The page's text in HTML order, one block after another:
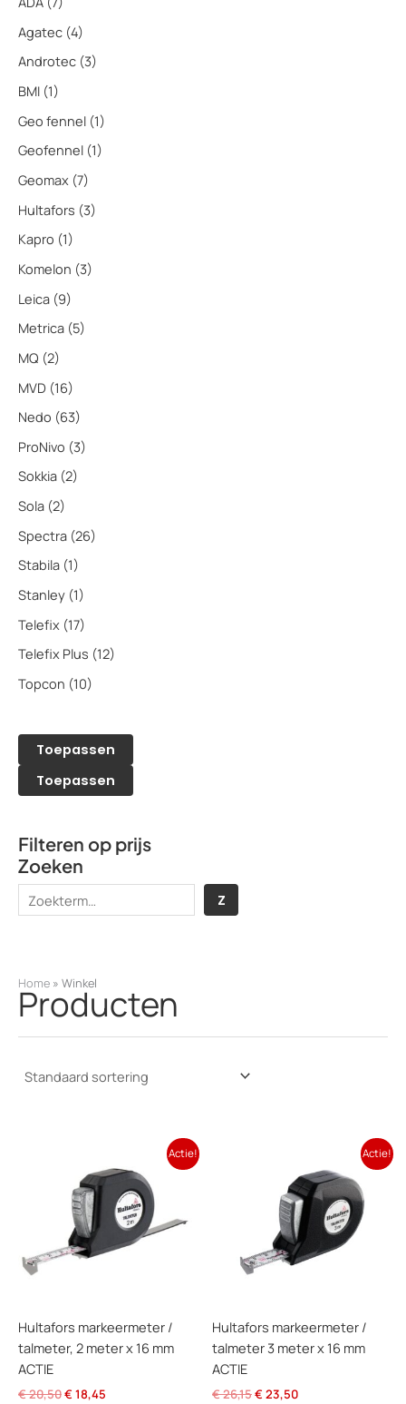
Agatec (4)
Androtec (3)
BMI (1)
Geo fennel (1)
Geofennel (1)
Geomax (7)
Hultafors (3)
Kapro (1)
Komelon (3)
Leica (9)
Metrica (5)
MQ (2)
MVD (16)
Nedo (63)
ProNivo (3)
Sokkia (2)
Sola (2)
Spectra (26)
Stabila (1)
Stanley (1)
Telefix (17)
Telefix Plus (12)
Topcon (10)
Toepassen
Toepassen
Filteren op prijs
Zoeken
k
e
Z
Home » Winkel
Producten
Actie!
Hultafors markeermeter /
talmeter, 2 meter x 16 mm
ACTIE
€20,50Oorspronkelijke
€ 18,45
Actie!
Hultafors markeermeter /
talmeter 3 meter x 16 mm
ACTIE
€26,15Oorspronkelijke
€ 23,50Huidige